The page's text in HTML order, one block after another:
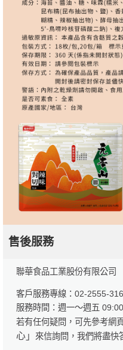
售後服務
聯華食品工業股份有限公司
客戶服務專線：02-2555-
服務時間：週一～週五
若有任何疑問，可先參考網
心」
來信詢問，我們將盡快